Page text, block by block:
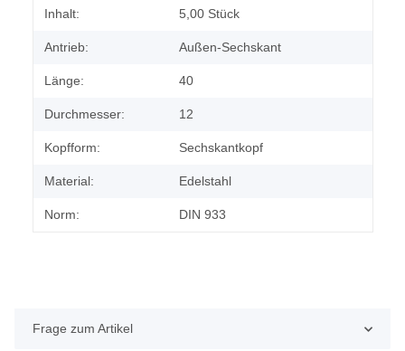
Produkteigenschaft
Wert
Inhalt: 5,00 Stück
Antrieb: Außen-Sechskant
Länge: 40
Durchmesser: 12
Kopfform: Sechskantkopf
Material: Edelstahl
Norm: DIN 933
Frage zum Artikel